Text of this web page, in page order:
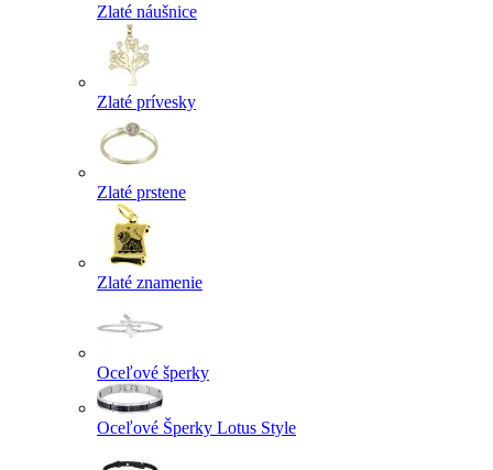
Zlaté náušnice
Zlaté prívesky
Zlaté prstene
Zlaté znamenie
Oceľové šperky
Oceľové Šperky Lotus Style